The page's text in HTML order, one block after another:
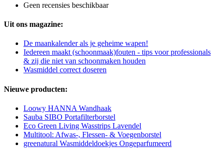
Geen recensies beschikbaar
Uit ons magazine:
De maankalender als je geheime wapen!
Iedereen maakt (schoonmaak)fouten - tips voor professionals
& zij die niet van schoonmaken houden
Wasmiddel correct doseren
Nieuwe producten:
Loowy HANNA Wandhaak
Sauba SIBO Portafilterborstel
Eco Green Living Wasstrips Lavendel
Multitool: Afwas-, Flessen- & Voegenborstel
greenatural Wasmiddeldoekjes Ongeparfumeerd